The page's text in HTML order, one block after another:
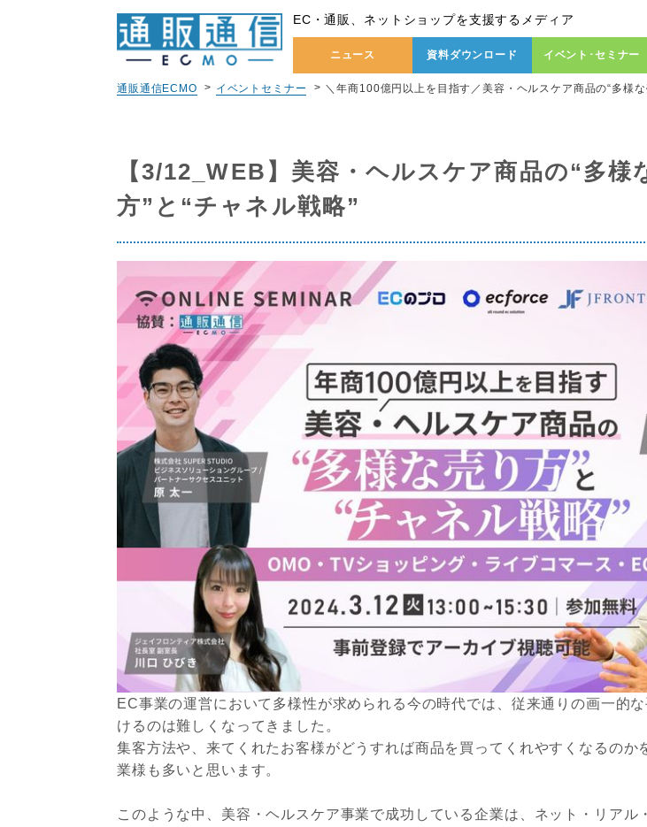
EC・通販、ネットショップを支援するメディア
ニュース 資料ダウンロード イベント･セミナー
通販通信ECMO
イベントセミナー ＼年商100億円以上を目指す／美容・ヘルスケア商品の“多様
【3/12_WEB】美容・ヘルスケア商品の“多様
方”と“チャネル戦略”
EC事業の運営において多様性が求められる今の時代では、従来通りの画一的
けるのは難しくなってきました。
集客方法や、来てくれたお客様がどうすれば商品を買ってくれやすくなるのか
業様も多いと思います。
このような中、美容・ヘルスケア事業で成功している企業は、ネット・リアル